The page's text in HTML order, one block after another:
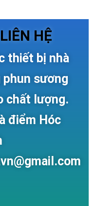
HỆ
thiết bị nhà
sương
chất lượng.
điểm Hóc